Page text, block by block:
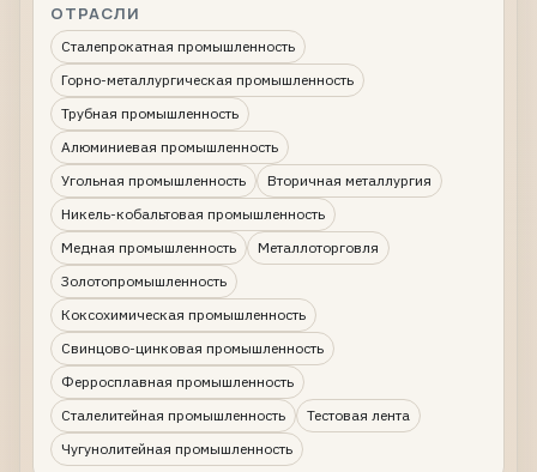
ОТРАСЛИ
Сталепрокатная промышленность
Горно-металлургическая промышленность
Трубная промышленность
Алюминиевая промышленность
Угольная промышленность
Вторичная металлургия
Никель-кобальтовая промышленность
Медная промышленность
Металлоторговля
Золотопромышленность
Коксохимическая промышленность
Свинцово-цинковая промышленность
Ферросплавная промышленность
Сталелитейная промышленность
Тестовая лента
Чугунолитейная промышленность